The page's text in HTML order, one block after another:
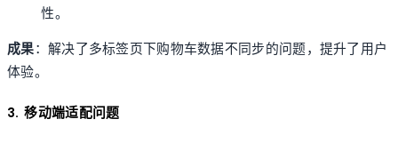
性。
成果：解决了多标签页下购物车数据不同步的问题，提升了用户
体验。
3. 移动端适配问题